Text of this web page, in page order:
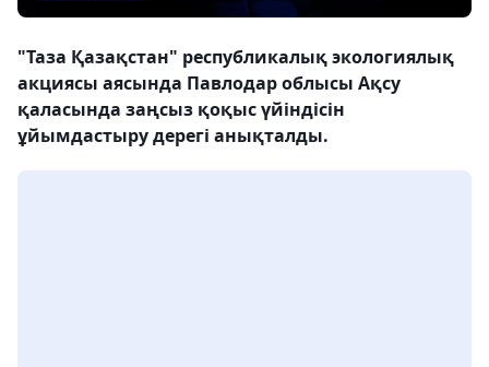
"Таза Қазақстан" республикалық экологиялық
акциясы аясында Павлодар облысы Ақсу
қаласында заңсыз қоқыс үйіндісін
ұйымдастыру дерегі анықталды.